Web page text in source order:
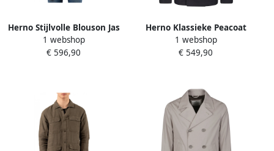
Herno Stijlvolle Blouson Jas
Brown Heren
1 webshop
€ 596,90
Herno Klassieke Peacoat
voor Mannen Blue Heren
1 webshop
€ 549,90